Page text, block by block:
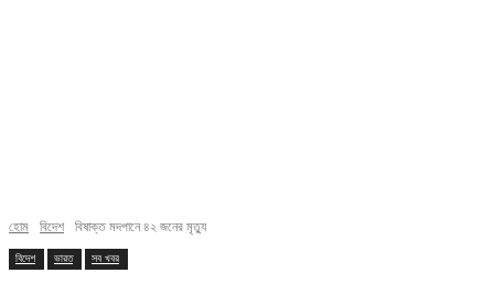
হোম বিদেশ বিষাক্ত মদপানে ৪২ জনের মৃত্যু
বিদেশ ভারত সব খবর